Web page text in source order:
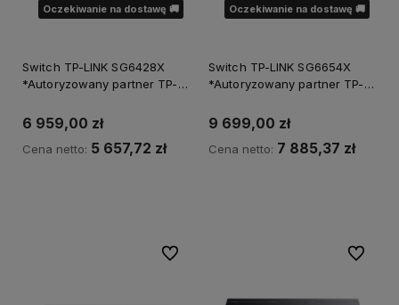
Oczekiwanie na dostawę 🚚
Switch TP-LINK SG6428X
*Autoryzowany partner TP-
6 959,00 zł
Cena netto: 5 657,72 zł
Oczekiwanie na dostawę 🚚
Switch TP-LINK SG6654X
*Autoryzowany partner TP-
9 699,00 zł
Cena netto: 7 885,37 zł
Do ulubionych Do